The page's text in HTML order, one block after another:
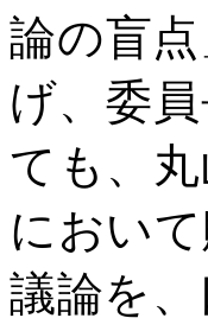
論の盲
げ、委
ても、
におい
議論を